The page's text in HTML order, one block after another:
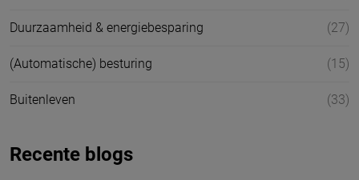
Duurzaamheid & energiebesparing (27)
(Automatische) besturing (15)
Buitenleven (33)
Recente blogs